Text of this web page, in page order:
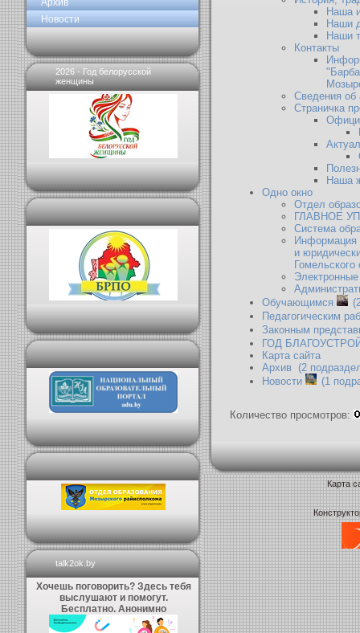
Архив
Новости
2026 - Год белорусской
женщины
talk2ok.by
Хочешь поговорить? Здесь тебя
выслушают и помогут.
Бесплатно. Анонимно
Наша
Наши
Наши
Контакты
Сведения об
Страничка
Наша
Одно окно
Отдел
ГЛАВНОЕ
Система
Информация
и
Гомельского
Обучающимся
Педагогическим
Законным
ГОД
Карта сайта
Архив (2
Новости
(1
Количество просмотров:
Карта